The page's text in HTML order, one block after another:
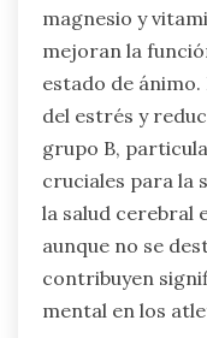
¿Cuáles
pero
la